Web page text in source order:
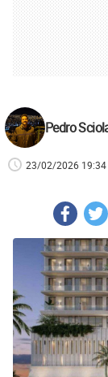
Pedro
23/02/2026 19:34